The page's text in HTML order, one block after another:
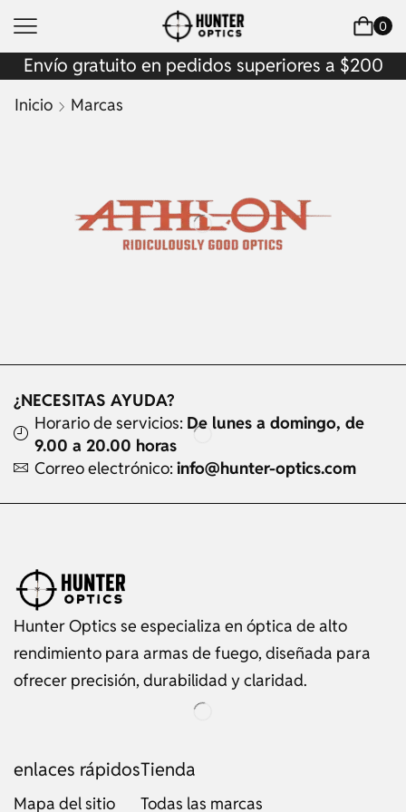
0
Envío gratuito en pedidos superiores a $200
Inicio Marcas
¿NECESITAS AYUDA?
Horario de servicios: De lunes a domingo, de
9.00 a 20.00 horas
Correo electrónico: info@hunter-optics.com
Hunter Optics se especializa en óptica de alto
rendimiento para armas de fuego, diseñada para
ofrecer precisión, durabilidad y claridad.
enlaces rápidos
Mapa del sitio
Tienda
Todas las marcas